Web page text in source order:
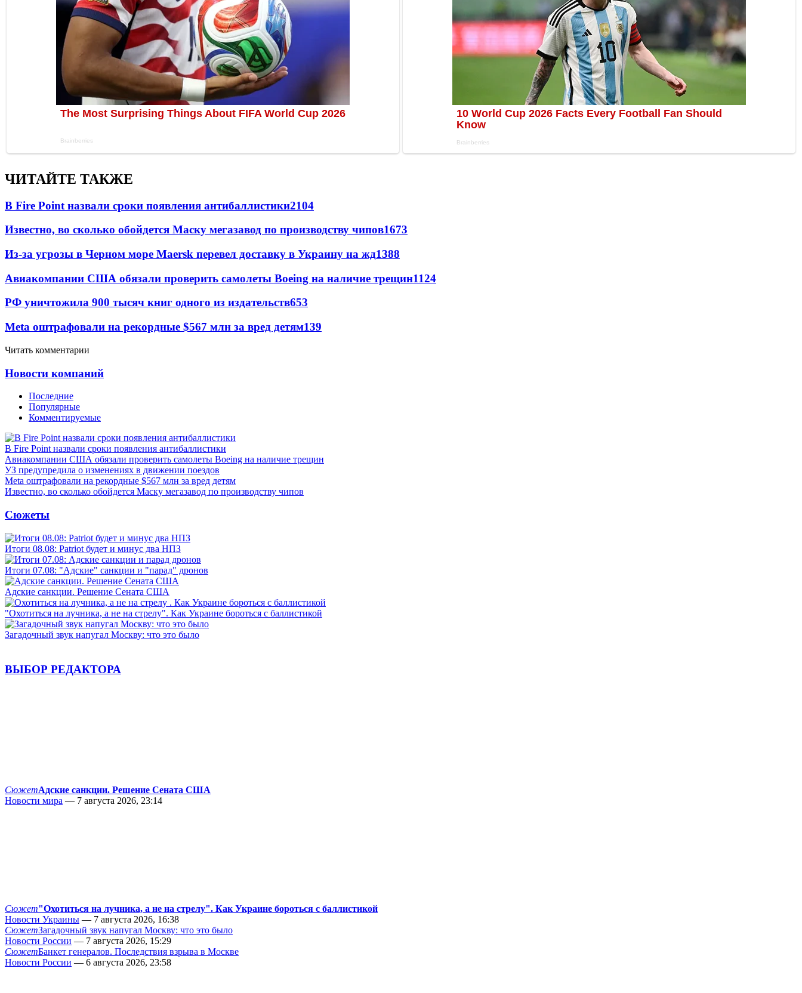
ЧИТАЙТЕ ТАКЖЕ
В Fire Point назвали сроки появления антибаллистики2104
Известно, во сколько обойдется Маску мегазавод по производству чипов1673
Из-за угрозы в Черном море Maersk перевел доставку в Украину на жд1388
Авиакомпании США обязали проверить самолеты Boeing на наличие трещин1124
РФ уничтожила 900 тысяч книг одного из издательств653
Meta оштрафовали на рекордные $567 млн за вред детям139
Читать комментарии
Новости компаний
Последние
Популярные
Комментируемые
В Fire Point назвали сроки появления антибаллистики
Авиакомпании США обязали проверить самолеты Boeing на наличие трещин
УЗ предупредила о изменениях в движении поездов
Meta оштрафовали на рекордные $567 млн за вред детям
Известно, во сколько обойдется Маску мегазавод по производству чипов
Сюжеты
Итоги 08.08: Patriot будет и минус два НПЗ
Итоги 07.08: "Адские" санкции и "парад" дронов
Адские санкции. Решение Сената США
"Охотиться на лучника, а не на стрелу". Как Украине бороться с баллистикой
Загадочный звук напугал Москву: что это было
ВЫБОР РЕДАКТОРА
СюжетАдские санкции. Решение Сената США
Новости мира — 7 августа 2026, 23:14
Сюжет"Охотиться на лучника, а не на стрелу". Как Украине бороться с баллистикой
Новости Украины — 7 августа 2026, 16:38
СюжетЗагадочный звук напугал Москву: что это было
Новости России — 7 августа 2026, 15:29
СюжетБанкет генералов. Последствия взрыва в Москве
Новости России — 6 августа 2026, 23:58